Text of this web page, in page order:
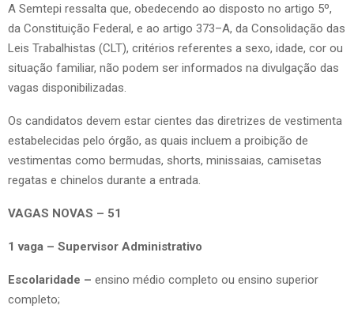
A Semtepi ressalta que, obedecendo ao disposto no artigo 5º,
da Constituição Federal, e ao artigo 373–A, da Consolidação das
Leis Trabalhistas (CLT), critérios referentes a sexo, idade, cor ou
situação familiar, não podem ser informados na divulgação das
vagas disponibilizadas.
Os candidatos devem estar cientes das diretrizes de vestimenta
estabelecidas pelo órgão, as quais incluem a proibição de
vestimentas como bermudas, shorts, minissaias, camisetas
regatas e chinelos durante a entrada.
VAGAS NOVAS – 51
1 vaga – Supervisor Administrativo
Escolaridade – ensino médio completo ou ensino superior
completo;